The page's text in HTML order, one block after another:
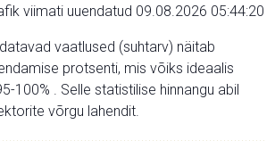
viimati uuendatud 09.08.2026 05:44:20
vaatlused (suhtarv) näitab
protsenti, mis võiks ideaalis
100% . Selle statistilise hinnangu abil
võrgu lahendit.